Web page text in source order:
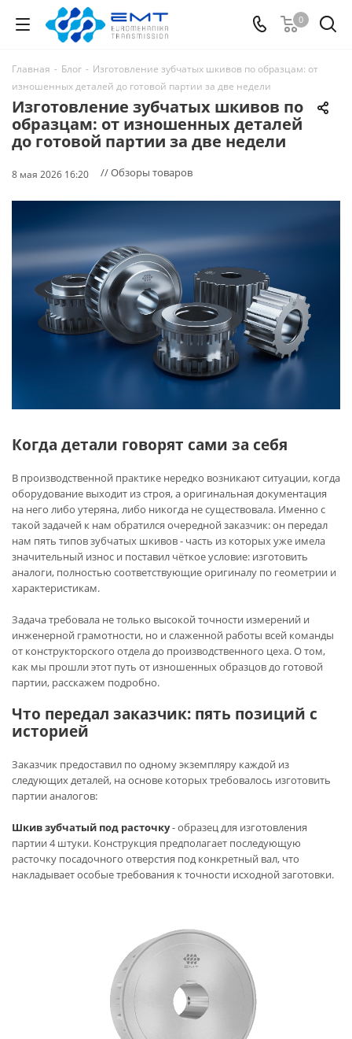
0
Главная - Блог - Изготовление зубчатых шкивов по образцам: от
изношенных деталей до готовой партии за две недели
Изготовление зубчатых шкивов по
образцам: от изношенных деталей
до готовой партии за две недели
8 мая 2026 16:20 // Обзоры товаров
Когда детали говорят сами за себя
В производственной практике нередко возникают ситуации, когда
оборудование выходит из строя, а оригинальная документация
на него либо утеряна, либо никогда не существовала. Именно с
такой задачей к нам обратился очередной заказчик: он передал
нам пять типов зубчатых шкивов - часть из которых уже имела
значительный износ и поставил чёткое условие: изготовить
аналоги, полностью соответствующие оригиналу по геометрии и
характеристикам.
Задача требовала не только высокой точности измерений и
инженерной грамотности, но и слаженной работы всей команды
от конструкторского отдела до производственного цеха. О том,
как мы прошли этот путь от изношенных образцов до готовой
партии, расскажем подробно.
Что передал заказчик: пять позиций с
историей
Заказчик предоставил по одному экземпляру каждой из
следующих деталей, на основе которых требовалось изготовить
партии аналогов:
Шкив зубчатый под расточку- образец для изготовления
партии 4 штуки. Конструкция предполагает последующую
расточку посадочного отверстия под конкретный вал, что
накладывает особые требования к точности исходной заготовки.